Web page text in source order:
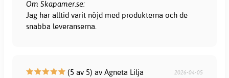
Om Skapamer.se:
Jag har alltid varit nöjd med produkterna och de
snabba leveranserna.
(5 av 5) av Agneta Lilja 2026-04-05